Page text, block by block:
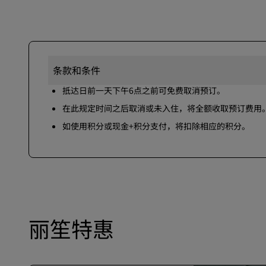
条款和条件
抵达日前一天下午6点之前可免费取消预订。
在此规定时间之后取消或未入住，将全额收取预订费用
如使用积分或现金+积分支付，将扣除相应的积分。
丽笙特惠